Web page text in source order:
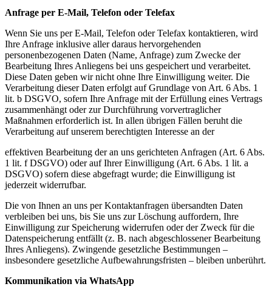
Anfrage per E-Mail, Telefon oder Telefax
Wenn Sie uns per E-Mail, Telefon oder Telefax kontaktieren, wird
Ihre Anfrage inklusive aller daraus hervorgehenden
personenbezogenen Daten (Name, Anfrage) zum Zwecke der
Bearbeitung Ihres Anliegens bei uns gespeichert und verarbeitet.
Diese Daten geben wir nicht ohne Ihre Einwilligung weiter. Die
Verarbeitung dieser Daten erfolgt auf Grundlage von Art. 6 Abs. 1
lit. b DSGVO, sofern Ihre Anfrage mit der Erfüllung eines Vertrags
zusammenhängt oder zur Durchführung vorvertraglicher
Maßnahmen erforderlich ist. In allen übrigen Fällen beruht die
Verarbeitung auf unserem berechtigten Interesse an der
effektiven Bearbeitung der an uns gerichteten Anfragen (Art. 6 Abs.
1 lit. f DSGVO) oder auf Ihrer Einwilligung (Art. 6 Abs. 1 lit. a
DSGVO) sofern diese abgefragt wurde; die Einwilligung ist
jederzeit widerrufbar.
Die von Ihnen an uns per Kontaktanfragen übersandten Daten
verbleiben bei uns, bis Sie uns zur Löschung auffordern, Ihre
Einwilligung zur Speicherung widerrufen oder der Zweck für die
Datenspeicherung entfällt (z. B. nach abgeschlossener Bearbeitung
Ihres Anliegens). Zwingende gesetzliche Bestimmungen –
insbesondere gesetzliche Aufbewahrungsfristen – bleiben unberührt.
Kommunikation via WhatsApp